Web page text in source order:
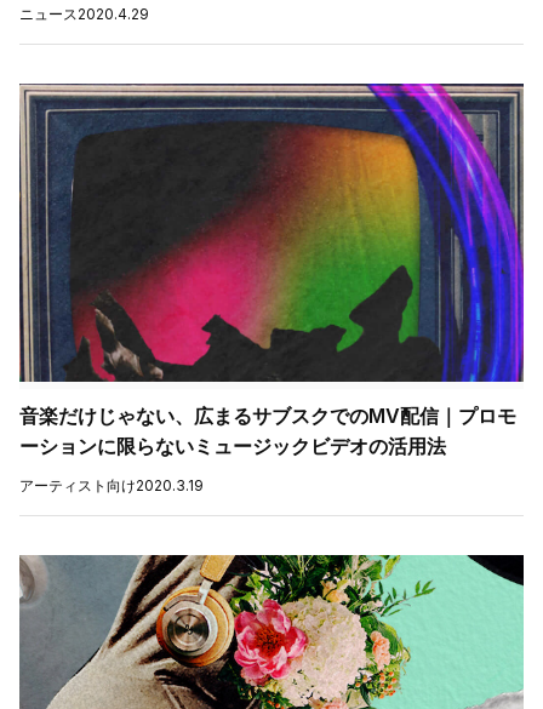
ニュース 2020.4.29
音楽だけじゃない、広まるサブスクでのMV配信｜プロモ
ーションに限らないミュージックビデオの活用法
アーティスト向け2020.3.19